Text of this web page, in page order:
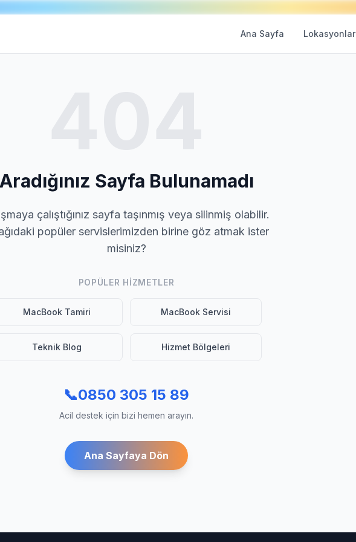
Ana Sayfa Lokasyonlar
Aradığınız Sayfa Bulunamadı
çalıştığınız sayfa taşınmış veya silinmiş olabilir.
popüler servislerimizden birine göz atmak ister
misiniz?
POPÜLER HIZMETLER
MacBook Tamiri MacBook Servisi
Teknik Blog Hizmet Bölgeleri
📞0850 305 15 89
Acil destek için bizi hemen arayın.
Ana Sayfaya Dön